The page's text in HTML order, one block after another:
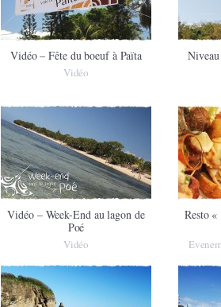
Vidéo – Fête du boeuf à Païta
Vidéo
Vidéo – Week-End au lagon de
Poé
Vidéo
Resto